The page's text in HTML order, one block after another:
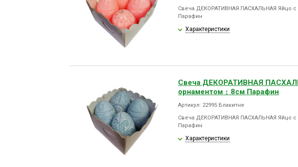
Свеча ДЕКОРАТИВНАЯ ПАСХАЛЬНАЯ Яйцо с
Парафин
Характеристики
Свеча ДЕКОРАТИВНАЯ
орнаментом ↕ 8см Парафин
Артикул: 22995 Блакитне
Свеча ДЕКОРАТИВНАЯ ПАСХАЛЬНАЯ Яйцо с
Парафин
Характеристики